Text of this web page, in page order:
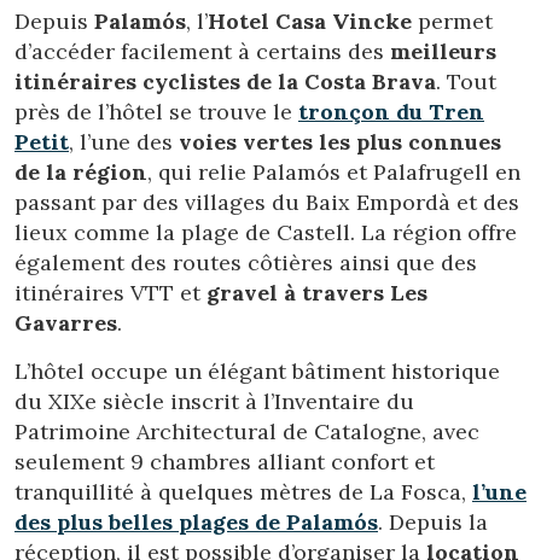
Depuis Palamós, l’Hotel Casa Vincke permet
d’accéder facilement à certains des meilleurs
itinéraires cyclistes de la Costa Brava. Tout
près de l’hôtel se trouve le tronçon du Tren
Petit, l’une des voies vertes les plus connues
de la région, qui relie Palamós et Palafrugell en
passant par des villages du Baix Empordà et des
lieux comme la plage de Castell. La région offre
également des routes côtières ainsi que des
itinéraires VTT et gravel à travers Les
Gavarres.
L’hôtel occupe un élégant bâtiment historique
du XIXe siècle inscrit à l’Inventaire du
Patrimoine Architectural de Catalogne, avec
seulement 9 chambres alliant confort et
tranquillité à quelques mètres de La Fosca, l’une
des plus belles plages de Palamós. Depuis la
réception, il est possible d’organiser la location